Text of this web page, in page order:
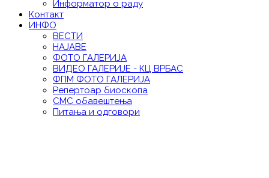
Информатор о раду
Контакт
ИНФО
ВЕСТИ
НАЈАВЕ
ФОТО ГАЛЕРИЈА
ВИДЕО ГАЛЕРИЈE - КЦ ВРБАС
ФПМ ФОТО ГАЛЕРИЈА
Репертоар биоскопа
СМС обавештења
Питања и одговори